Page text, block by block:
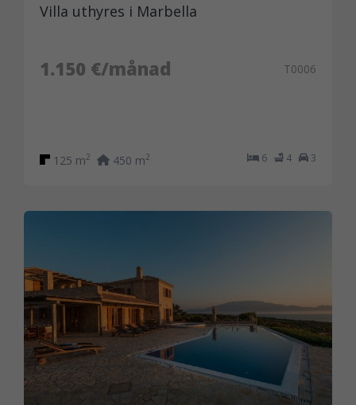
Villa uthyres i Marbella
1.150 €/månad T0006
6 4 3
125 m2 450 m2